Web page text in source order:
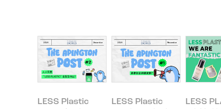
LESS Plastic LESS Plastic LESS